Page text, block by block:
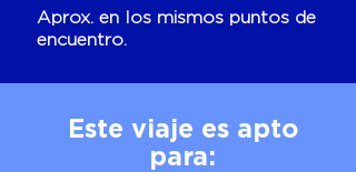
Aprox. en los mismos puntos de
encuentro.
Este viaje es apto
para: